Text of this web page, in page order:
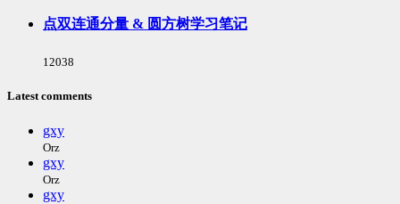
次
数:
点双连通分量 & 圆方树学习笔记
浏
次
12038
Latest comments
gxy
Orz
gxy
Orz
gxy